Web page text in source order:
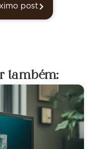
post
também: